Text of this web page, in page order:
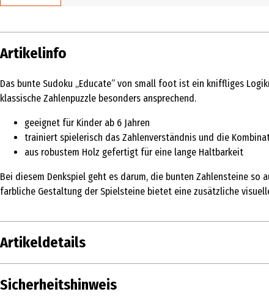
Artikelinfo
Das bunte Sudoku „Educate“ von small foot ist ein kniffliges
klassische Zahlenpuzzle besonders ansprechend.
geeignet für Kinder ab 6 Jahren
trainiert spielerisch das Zahlenverständnis und die
aus robustem Holz gefertigt für eine lange Haltbarkeit
Bei diesem Denkspiel geht es darum, die bunten Zahlensteine so
farbliche Gestaltung der Spielsteine bietet eine zusätzliche
Artikeldetails
Inhalt
Sicherheitshinweis